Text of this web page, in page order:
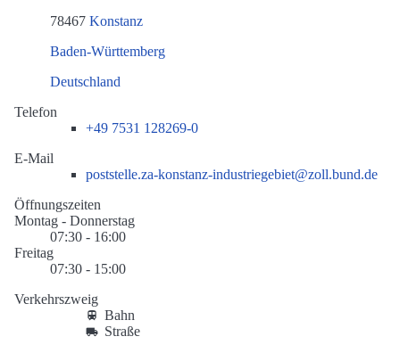
78467 Konstanz
Baden-Württemberg
Deutschland
Telefon
+49 7531 128269-0
E-Mail
poststelle.za-konstanz-industriegebiet@zoll.bund.de
Öffnungszeiten
Montag - Donnerstag
07:30 - 16:00
Freitag
07:30 - 15:00
Verkehrszweig
Bahn
Straße